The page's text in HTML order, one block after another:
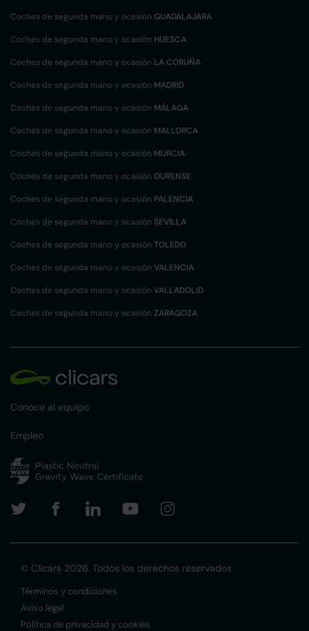
Coches de segunda mano y ocasión GUADALAJARA
Coches de segunda mano y ocasión HUESCA
Coches de segunda mano y ocasión LA CORUÑA
Coches de segunda mano y ocasión MADRID
Coches de segunda mano y ocasión MÁLAGA
Coches de segunda mano y ocasión MALLORCA
Coches de segunda mano y ocasión MURCIA
Coches de segunda mano y ocasión OURENSE
Coches de segunda mano y ocasión PALENCIA
Coches de segunda mano y ocasión SEVILLA
Coches de segunda mano y ocasión TOLEDO
Coches de segunda mano y ocasión VALENCIA
Coches de segunda mano y ocasión VALLADOLID
Coches de segunda mano y ocasión ZARAGOZA
Conoce al equipo
Empleo
© Clicars 2026. Todos los derechos reservados
Términos y condiciones
Aviso legal
Política de privacidad y cookies